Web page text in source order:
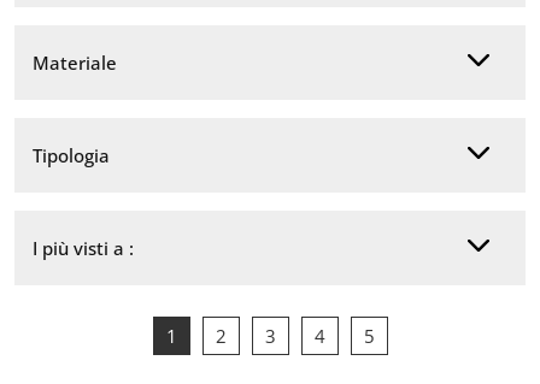
Materiale
Tipologia
I più visti a :
1 2 3 4 5